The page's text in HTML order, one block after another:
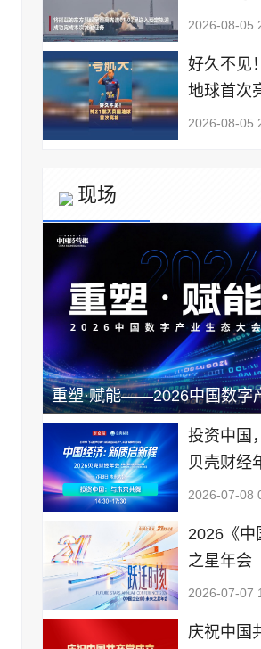
2026-08-05
好久不见
地球首次
2026-08-05
现场
重塑·赋能——2026中国数字
投资中国
贝壳财经
2026-07-08
2026《中
之星年会
2026-07-07
庆祝中国